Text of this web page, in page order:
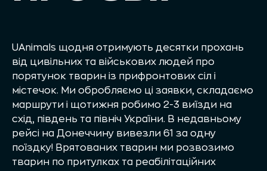
UAnimals щодня отримують десятки прохань
від цивільних та військових людей про
порятунок тварин із прифронтових сіл і
містечок. Ми обробляємо ці заявки, складаємо
маршрути і щотижня робимо 2-3 виїзди на
схід, південь та північ України. В недавньому
рейсі на Донеччину вивезли 61 за одну
поїздку! Врятованих тварин ми розвозимо
тварин по притулках та реабілітаційних